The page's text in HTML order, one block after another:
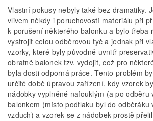
Vlastní pokusy nebyly také bez dramatiky.
vlivem někdy i poruchovostí materiálu při
k porušení některého balonku a bylo třeba
vystrojit celou odběrovou tyč a jednak při
vzorky, které byly původně uvnitř
obratně balonek tzv. vydojit, což pro
byla dosti odporná práce. Tento problém
určité době úpravou zařízení, kdy vzorek
nádobky vyplněné nafouklým (a po odběru
balonkem (místo podtlaku byl do odběráku
vzduch) a vzorek se z nádobek prostě